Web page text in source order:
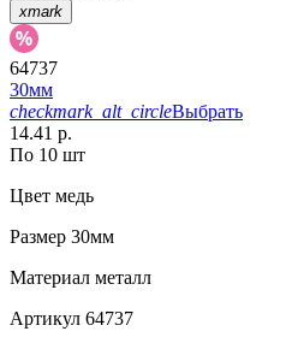
xmark
64737
30мм
checkmark_alt_circleВыбрать
14.41 р.
По 10 шт
Цвет медь
Размер 30мм
Материал металл
Артикул 64737